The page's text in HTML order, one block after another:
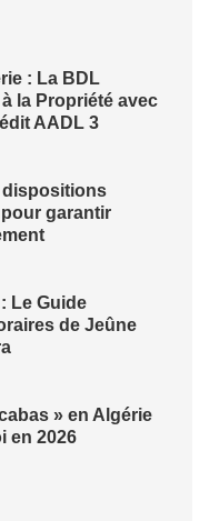
: La BDL
à la Propriété avec
AADL 3
dispositions
garantir
Le Guide
de Jeûne
» en Algérie
en 2026